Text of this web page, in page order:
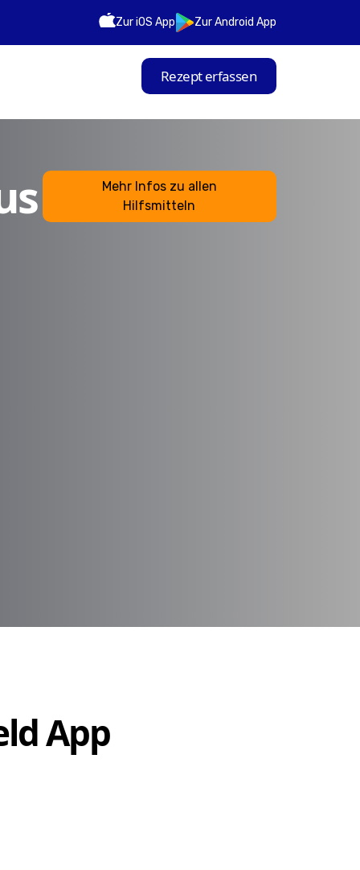
Zur iOS App Zur Android App
Rezept erfassen
Mehr Infos zu allen
Hilfsmitteln
App